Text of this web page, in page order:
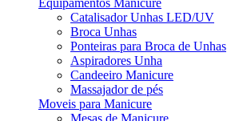
Equipamentos Manicure
Catalisador Unhas LED/UV
Broca Unhas
Ponteiras para Broca de Unhas
Aspiradores Unha
Candeeiro Manicure
Massajador de pés
Moveis para Manicure
Mesas de Manicure